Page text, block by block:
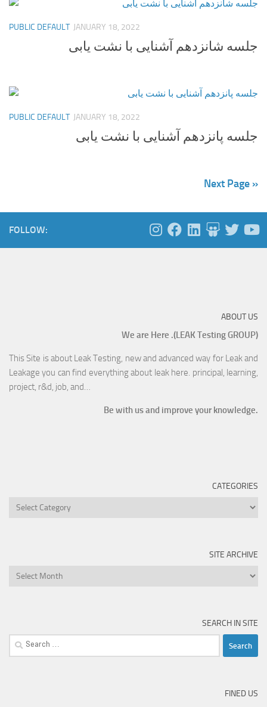
PUBLIC DEFAULT JANUARY 18, 2022
جلسه شانزدهم آشنایی با نشت یابی
PUBLIC DEFAULT JANUARY 18, 2022
جلسه پانزدهم آشنایی با نشت یابی
Next Page »
FOLLOW:
ABOUT US
We are Here .(LEAK Testing GROUP)
This Site is about Leak Testing, new and advanced way for Leak and
Leakage you can find everything about leak here. principal, learning,
project, r&d, job, and…
Be with us and improve your knowledge.
CATEGORIES
Categories
SITE ARCHIVE
Site
SEARCH IN SITE
Search
for:
FINED US